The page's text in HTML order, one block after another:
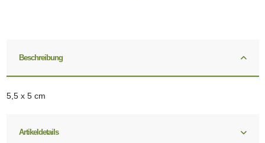
Beschreibung
5,5 x 5 cm
Artikeldetails